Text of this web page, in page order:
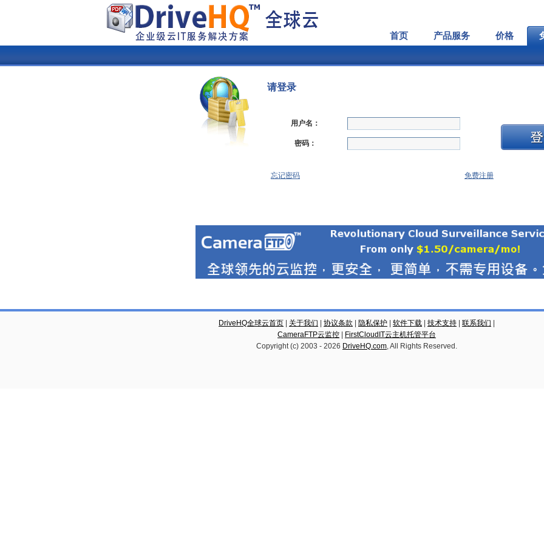
首页 产品服务 价格
请登录
用户名：
密码：
免费注册
忘记密码
DriveHQ全球云首页 关于我们 协议条款 隐私保护 软件下载 技术支持 联系我们
CameraFTP云监控
FirstCloudIT云主机托管平台
Copyright (c) 2003 - 2026 DriveHQ.com, All Rights Reserved.